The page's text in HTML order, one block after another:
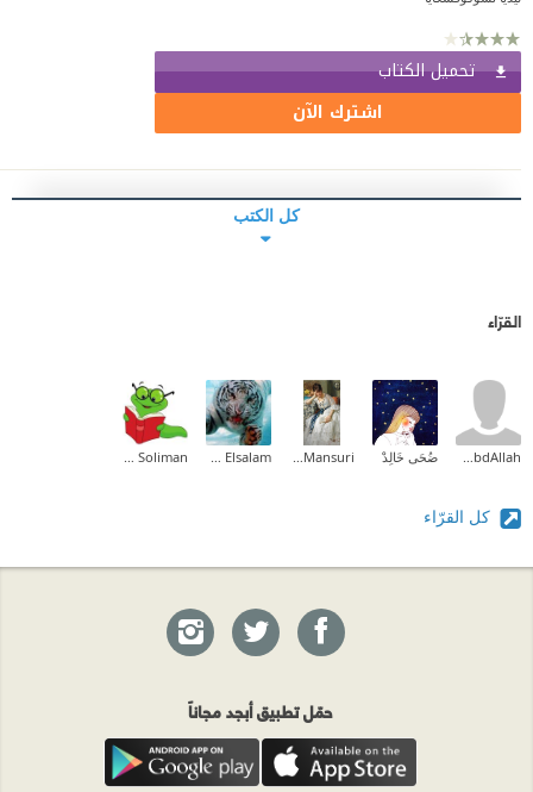
تحميل الكتاب
اشترك الآن
كل الكتب
القرّاء
ضُحَى خَالِدْ
كل القرّاء
حمّل تطبيق أبجد مجاناً